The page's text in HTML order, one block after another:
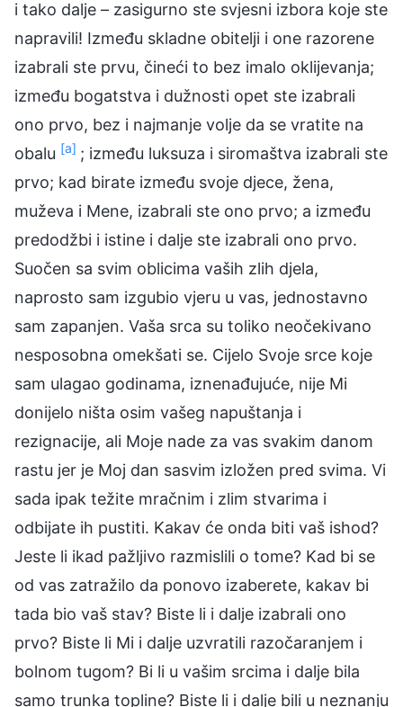
i tako dalje – zasigurno ste svjesni izbora koje ste
napravili! Između skladne obitelji i one razorene
izabrali ste prvu, čineći to bez imalo oklijevanja;
između bogatstva i dužnosti opet ste izabrali
ono prvo, bez i najmanje volje da se vratite na
obalu [a] ; između luksuza i siromaštva izabrali ste
prvo; kad birate između svoje djece, žena,
muževa i Mene, izabrali ste ono prvo; a između
predodžbi i istine i dalje ste izabrali ono prvo.
Suočen sa svim oblicima vaših zlih djela,
naprosto sam izgubio vjeru u vas, jednostavno
sam zapanjen. Vaša srca su toliko neočekivano
nesposobna omekšati se. Cijelo Svoje srce koje
sam ulagao godinama, iznenađujuće, nije Mi
donijelo ništa osim vašeg napuštanja i
rezignacije, ali Moje nade za vas svakim danom
rastu jer je Moj dan sasvim izložen pred svima. Vi
sada ipak težite mračnim i zlim stvarima i
odbijate ih pustiti. Kakav će onda biti vaš ishod?
Jeste li ikad pažljivo razmislili o tome? Kad bi se
od vas zatražilo da ponovo izaberete, kakav bi
tada bio vaš stav? Biste li i dalje izabrali ono
prvo? Biste li Mi i dalje uzvratili razočaranjem i
bolnom tugom? Bi li u vašim srcima i dalje bila
samo trunka topline? Biste li i dalje bili u neznanju